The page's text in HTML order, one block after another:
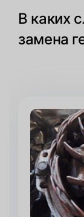
В каких
замена